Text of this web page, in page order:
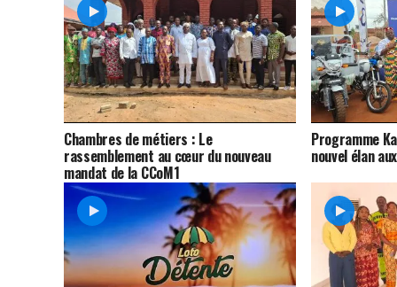
Chambres de métiers : Le
rassemblement au cœur du nouveau
mandat de la CCoM1
Programme
nouvel élan